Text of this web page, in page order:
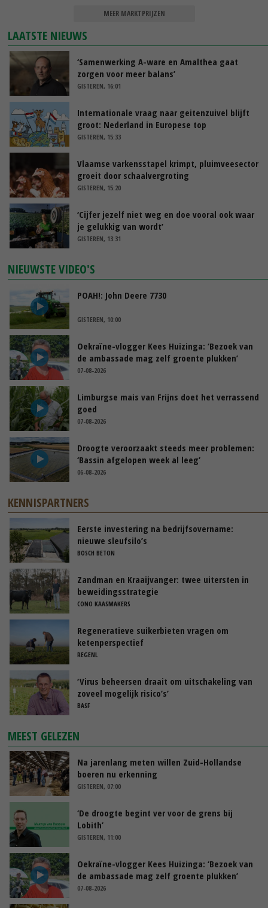
MEER MARKTPRIJZEN
LAATSTE NIEUWS
‘Samenwerking A-ware en Amalthea gaat
zorgen voor meer balans’
GISTEREN, 16:01
Internationale vraag naar geitenzuivel blijft
groot: Nederland in Europese top
GISTEREN, 15:33
Vlaamse varkensstapel krimpt, pluimveesector
groeit door schaalvergroting
GISTEREN, 15:20
‘Cijfer jezelf niet weg en doe vooral ook waar
je gelukkig van wordt’
GISTEREN, 13:31
NIEUWSTE VIDEO'S
POAH!: John Deere 7730
GISTEREN, 10:00
Oekraïne-vlogger Kees Huizinga: ‘Bezoek van
de ambassade mag zelf groente plukken’
07-08-2026
Limburgse mais van Frijns doet het verrassend
goed
07-08-2026
Droogte veroorzaakt steeds meer problemen:
‘Bassin afgelopen week al leeg’
06-08-2026
KENNISPARTNERS
Eerste investering na bedrijfsovername:
nieuwe sleufsilo’s
BOSCH BETON
Zandman en Kraaijvanger: twee uitersten in
beweidingsstrategie
CONO KAASMAKERS
Regeneratieve suikerbieten vragen om
ketenperspectief
REGENL
‘Virus beheersen draait om uitschakeling van
zoveel mogelijk risico’s’
BASF
MEEST GELEZEN
Na jarenlang meten willen Zuid-Hollandse
boeren nu erkenning
GISTEREN, 07:00
‘De droogte begint ver voor de grens bij
Lobith’
GISTEREN, 11:00
Oekraïne-vlogger Kees Huizinga: ‘Bezoek van
de ambassade mag zelf groente plukken’
07-08-2026